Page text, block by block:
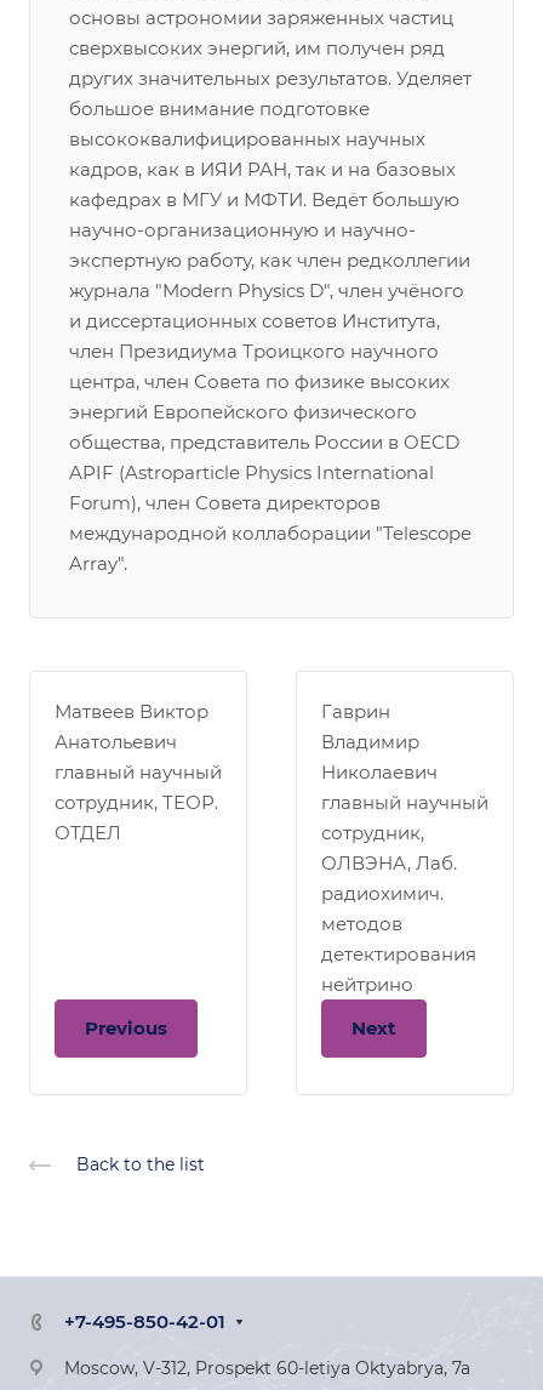
основы астрономии заряженных частиц
сверхвысоких энергий, им получен ряд
других значительных результатов. Уделяет
большое внимание подготовке
высококвалифицированных научных
кадров, как в ИЯИ РАН, так и на базовых
кафедрах в МГУ и МФТИ. Ведёт большую
научно-организационную и научно-
экспертную работу, как член редколлегии
журнала "Modern Physics D", член учёного
и диссертационных советов Института,
член Президиума Троицкого научного
центра, член Совета по физике высоких
энергий Европейского физического
общества, представитель России в OECD
APIF (Astroparticle Physics International
Forum), член Совета директоров
международной коллаборации "Telescope
Array".
Матвеев Виктор
Анатольевич
главный научный
сотрудник, ТЕОР.
ОТДЕЛ
Previous
Гаврин
Владимир
Николаевич
главный научный
сотрудник,
ОЛВЭНА, Лаб.
радиохимич.
методов
детектирования
нейтрино
Next
Back to the list
+7-495-850-42-01
Moscow, V-312, Prospekt 60-letiya Oktyabrya, 7a